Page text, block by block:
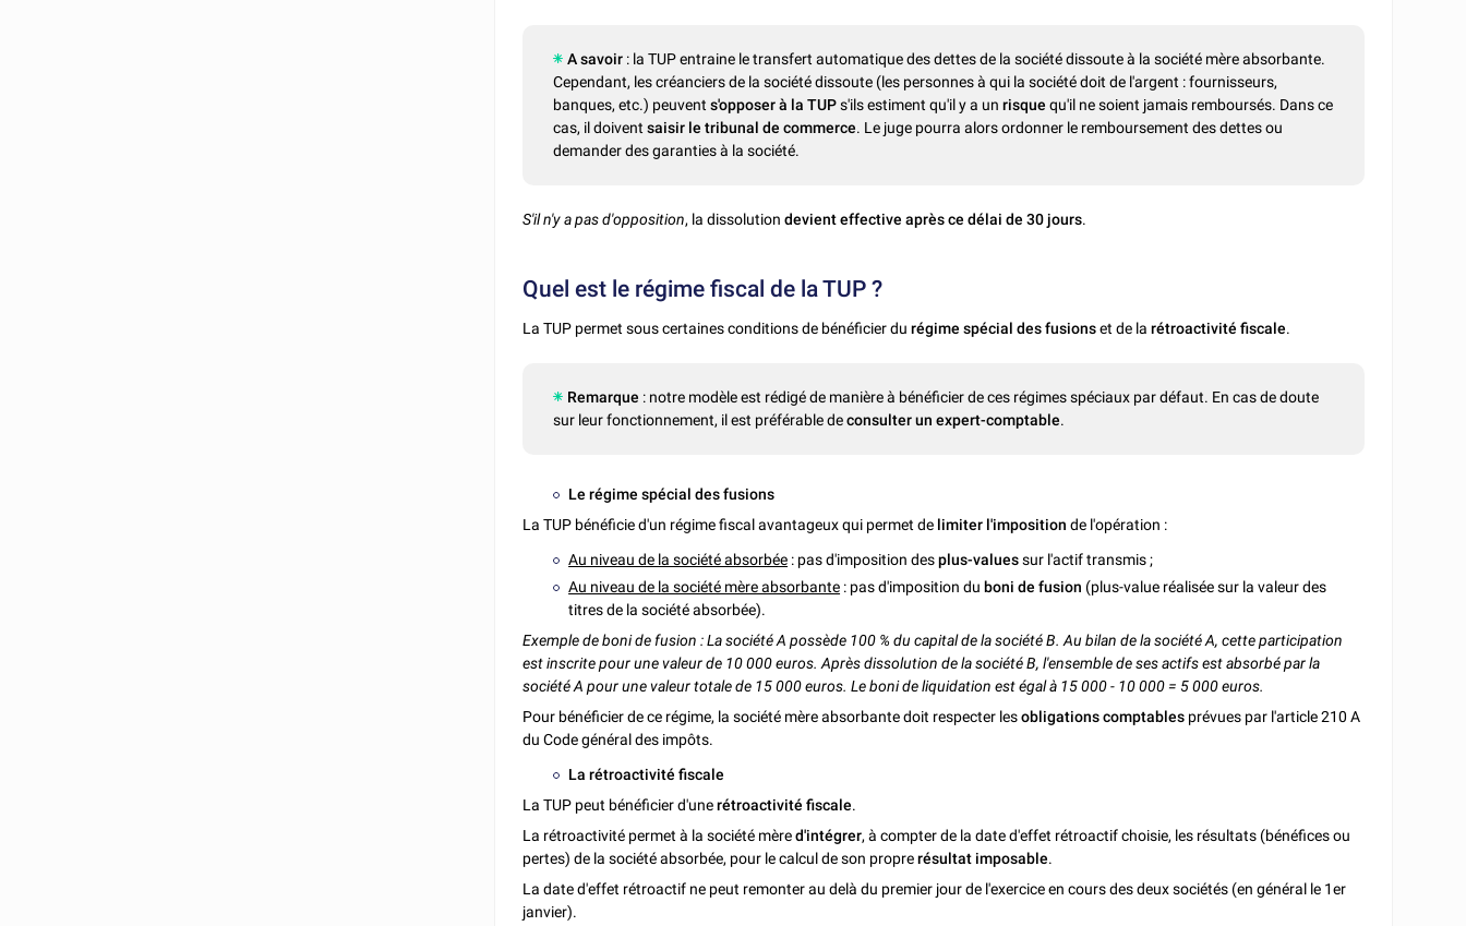
A savoir : la TUP entraine le transfert automatique des dettes de la société dissoute à la société mère absorbante.
Cependant, les créanciers de la société dissoute (les personnes à qui la société doit de l'argent : fournisseurs,
banques, etc.) peuvents'opposer à la TUPs'ils estiment qu'il y a unrisquequ'il ne soient jamais remboursés. Dans ce
cas, il doiventsaisir le tribunal de commerce. Le juge pourra alors ordonner le remboursement des dettes ou
demander des garanties à la société.
S'il n'y a pas d'opposition, la dissolutiondevient effective après ce délai de 30 jours.
Quel est le régime fiscal de la TUP ?
La TUP permet sous certaines conditions de bénéficier durégime spécial des fusionset de larétroactivité fiscale.
Remarque : notre modèle est rédigé de manière à bénéficier de ces régimes spéciaux par défaut. En cas de doute
sur leur fonctionnement, il est préférable deconsulter un expert-comptable.
Le régime spécial des fusions
La TUP bénéficie d'un régime fiscal avantageux qui permet de limiter l'imposition de l'opération :
Au niveau de la société absorbée : pas d'imposition desplus-valuessur l'actif transmis ;
Au niveau de la société mère absorbante : pas d'imposition du boni de fusion (plus-value réalisée sur la valeur des
titres de la société absorbée).
Exemple de boni de fusion : La société A possède 100 % du capital de la société B. Au bilan de la société A, cette participation
est inscrite pour une valeur de 10 000 euros. Après dissolution de la société B, l'ensemble de ses actifs est absorbé par la
société A pour une valeur totale de 15 000 euros. Le boni de liquidation est égal à 15 000 - 10 000 = 5 000 euros.
Pour bénéficier de ce régime, la société mère absorbante doit respecter lesobligations comptables prévues par l'article 210 A
du Code général des impôts.
La rétroactivité fiscale
La TUP peut bénéficier d'unerétroactivité fiscale.
La rétroactivité permet à la société mèred'intégrer, à compter de la date d'effet rétroactif choisie, les résultats (bénéfices ou
pertes) de la société absorbée, pour le calcul de son proprerésultat imposable.
La date d'effet rétroactif ne peut remonter au delà du premier jour de l'exercice en cours des deux sociétés (en général le 1er
janvier).